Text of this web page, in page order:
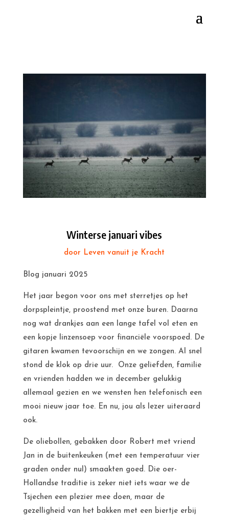
Winterse januari vibes
door Leven vanuit je Kracht
Blog januari 2025
Het jaar begon voor ons met sterretjes op het
dorpspleintje, proostend met onze buren. Daarna
nog wat drankjes aan een lange tafel vol eten en
een kopje linzensoep voor financiële voorspoed. De
gitaren kwamen tevoorschijn en we zongen. Al snel
stond de klok op drie uur. Onze geliefden, familie
en vrienden hadden we in december gelukkig
allemaal gezien en we wensten hen telefonisch een
mooi nieuw jaar toe. En nu, jou als lezer uiteraard
ook.
De oliebollen, gebakken door Robert met vriend
Jan in de buitenkeuken (met een temperatuur vier
graden onder nul) smaakten goed. Die oer-
Hollandse traditie is zeker niet iets waar we de
Tsjechen een plezier mee doen, maar de
gezelligheid van het bakken met een biertje erbij